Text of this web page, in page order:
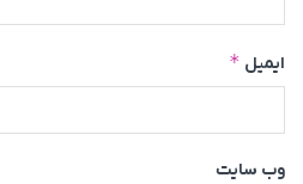
ایمیل *
وب‌ سایت